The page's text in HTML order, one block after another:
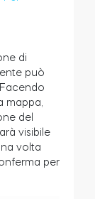
di
può
mappa,
del
visibile
volta
per